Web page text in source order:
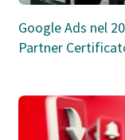
Google Ads nel
Partner